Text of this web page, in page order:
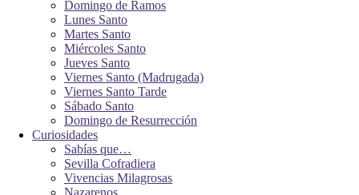
Domingo de Ramos
Lunes Santo
Martes Santo
Miércoles Santo
Jueves Santo
Viernes Santo (Madrugada)
Viernes Santo Tarde
Sábado Santo
Domingo de Resurrección
Curiosidades
Sabías que…
Sevilla Cofradiera
Vivencias Milagrosas